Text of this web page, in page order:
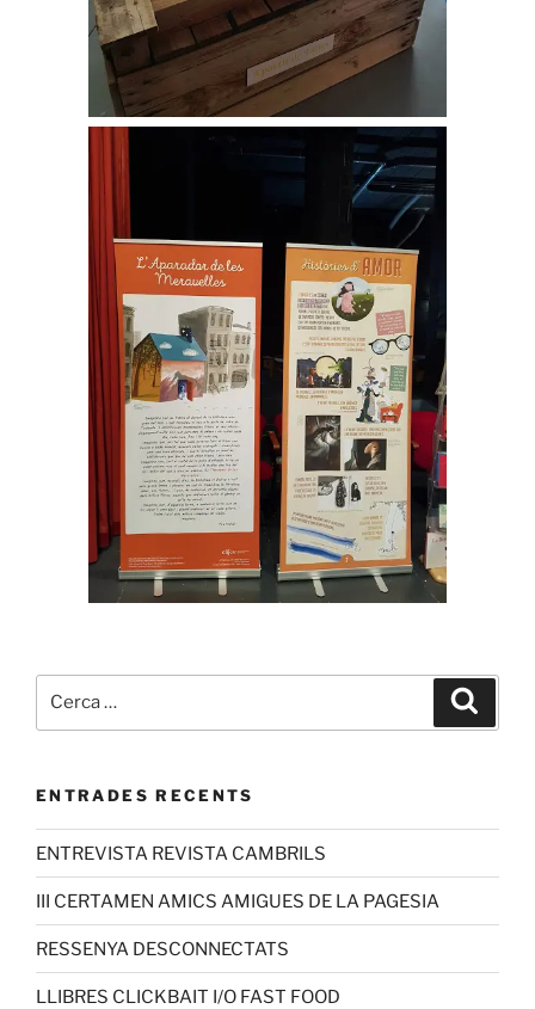
ENTRADES RECENTS
ENTREVISTA REVISTA CAMBRILS
III CERTAMEN AMICS AMIGUES DE LA PAGESIA
RESSENYA DESCONNECTATS
LLIBRES CLICKBAIT I/O FAST FOOD